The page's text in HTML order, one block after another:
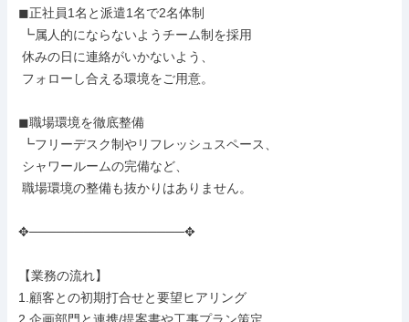
◼︎正社員1名と派遣1名で2名体制
◼︎職場環境を徹底整備
✥─────────────────✥
【業務の流れ】
1.顧客との初期打合せと要望ヒアリング